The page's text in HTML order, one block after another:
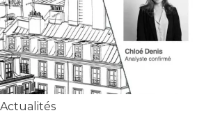
Actualités